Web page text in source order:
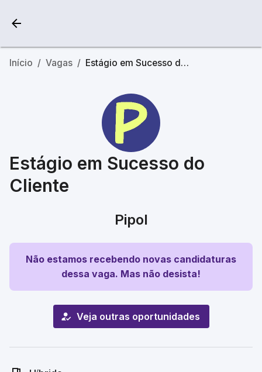
Início / Vagas / Estágio em Sucesso do Cliente
Estágio em Sucesso do
Cliente
Pipol
Não estamos recebendo novas candidaturas
dessa vaga. Mas não desista!
Veja outras oportunidades